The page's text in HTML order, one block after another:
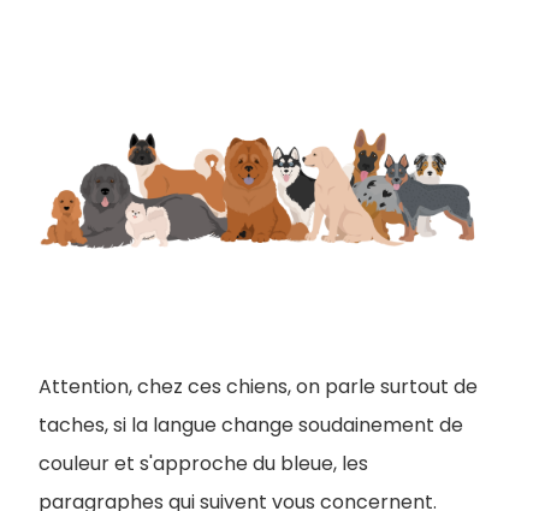
Attention, chez ces chiens, on parle surtout de
taches, si la langue change soudainement de
couleur et s'approche du bleue, les
paragraphes qui suivent vous concernent.